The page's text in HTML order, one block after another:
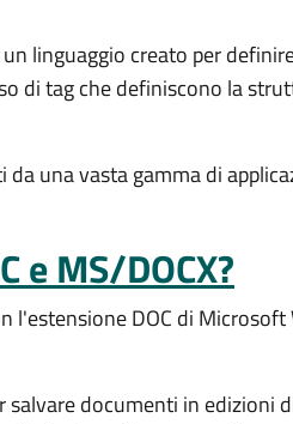
linguaggio creato per
di tag che definiscono la
una vasta gamma di
e MS/DOCX?
DOC di
salvare documenti in